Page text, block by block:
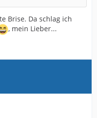
Brise. Da schlag ich
, mein Lieber...